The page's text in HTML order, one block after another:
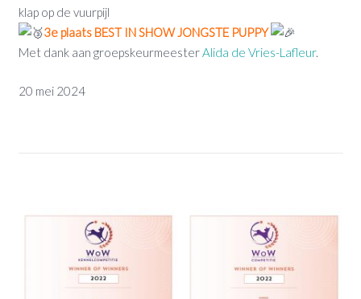
klap op de vuurpijl
3e plaats BEST IN SHOW JONGSTE PUPPY
Met dank aan groepskeurmeesterAlida de Vries-Lafleur.
20 mei 2024